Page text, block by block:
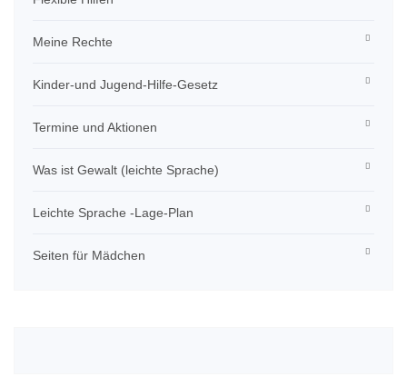
Meine Rechte
Kinder-und Jugend-Hilfe-Gesetz
Termine und Aktionen
Was ist Gewalt (leichte Sprache)
Leichte Sprache -Lage-Plan
Seiten für Mädchen